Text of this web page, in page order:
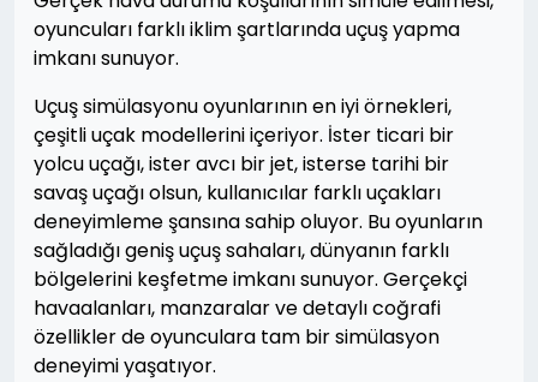
oyuncuları farklı iklim şartlarında uçuş yapma
imkanı sunuyor.
Uçuş simülasyonu oyunlarının en iyi örnekleri,
çeşitli uçak modellerini içeriyor. İster ticari bir
yolcu uçağı, ister avcı bir jet, isterse tarihi bir
savaş uçağı olsun, kullanıcılar farklı uçakları
deneyimleme şansına sahip oluyor. Bu oyunların
sağladığı geniş uçuş sahaları, dünyanın farklı
bölgelerini keşfetme imkanı sunuyor. Gerçekçi
havaalanları, manzaralar ve detaylı coğrafi
özellikler de oyunculara tam bir simülasyon
deneyimi yaşatıyor.